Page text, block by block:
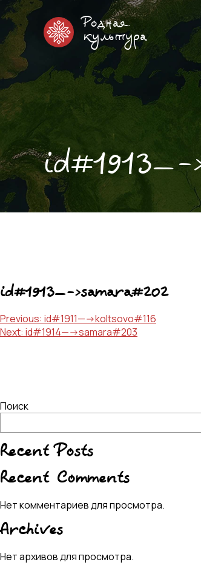
Родная
культура
id#1913—-
id#1913—->samara#202
Навигация
по
Previous: id#1911—->koltsovo#116
Next: id#1914—->samara#203
Поиск
Recent Posts
Recent Comments
Нет комментариев для просмотра.
Archives
Нет архивов для просмотра.